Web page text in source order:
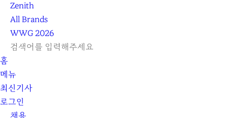
Zenith
All Brands
WWG2026
L
G
I
N
S
A
R
C
H
닫
l
e
a
r
검
색
하
기
홈
메뉴
최신기사
로그인
채용